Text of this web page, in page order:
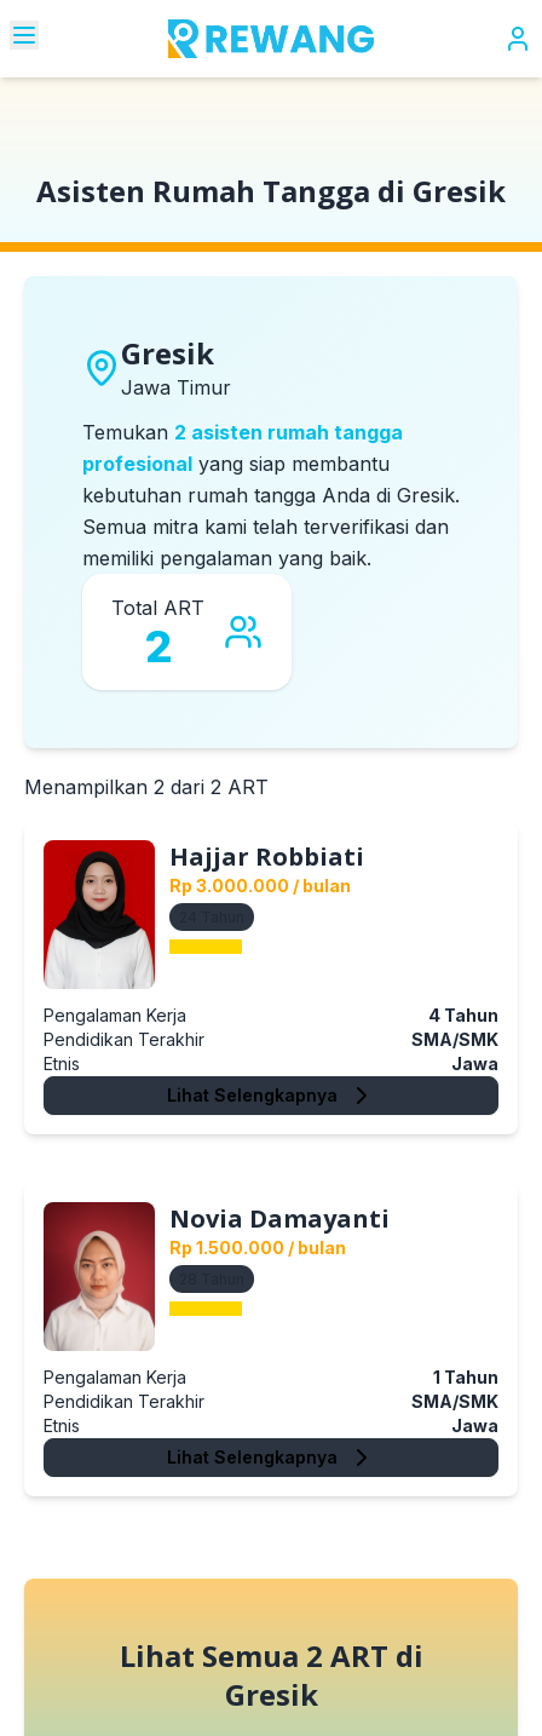
Kota Gresik
Asisten Rumah Tangga di Gresik
Gresik
Jawa Timur
Temukan 2 asisten rumah tangga
profesional yang siap membantu
kebutuhan rumah tangga Anda di Gresik.
Semua mitra kami telah terverifikasi dan
memiliki pengalaman yang baik.
Total ART
2
Menampilkan 2 dari 2 ART
Hajjar Robbiati
Rp 3.000.000 / bulan
Pengalaman Kerja 4 Tahun
Pendidikan Terakhir
SMA/SMK
Etnis
Jawa
Lihat Selengkapnya
Novia Damayanti
Rp 1.500.000 / bulan
Pengalaman Kerja 1 Tahun
Pendidikan Terakhir
SMA/SMK
Etnis
Jawa
Lihat Selengkapnya
Lihat Semua 2 ART di
Gresik